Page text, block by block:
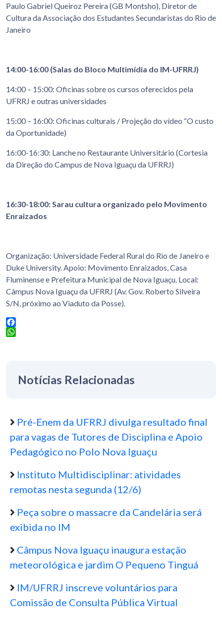
Paulo Gabriel Queiroz Pereira (GB Montsho), Diretor de
Cultura da Associação dos Estudantes Secundaristas do Rio de
Janeiro
14:00-16:00 (Salas do Bloco Multimídia do IM-UFRRJ)
14:00 – 15:00: Oficinas sobre os cursos oferecidos pela
UFRRJ e outras universidades
15:00 – 16:00: Oficinas culturais / Projeção do vídeo “O custo
da Oportunidade)
16:00-16:30: Lanche no Restaurante Universitário (Cortesia
da Direção do Campus de Nova Iguaçu da UFRRJ)
16:30-18:00: Sarau cultura organizado pelo Movimento
Enraizados
Organização: Universidade Federal Rural do Rio de Janeiro e
Duke University. Apoio: Movimento Enraizados, Casa
Fluminense e Prefeitura Municipal de Nova Iguaçu. Local:
Câmpus Nova Iguaçu da UFRRJ (Av. Gov. Roberto Silveira
S/N, próximo ao Viaduto da Posse).
Facebook
Notícias Relacionadas
Pré-Enem da UFRRJ divulga resultado final
para vagas de Tutores de Disciplina e Apoio
Pedagógico no Polo Nova Iguaçu
Instituto Multidisciplinar: atividades
remotas nesta segunda (12/6)
Peça sobre o massacre da Candelária será
exibida no IM
Câmpus Nova Iguaçu inaugura estação
meteorológica e jardim O Pequeno Tinguá
IM/UFRRJ inscreve voluntários para
Comissão de Consulta Pública Virtual